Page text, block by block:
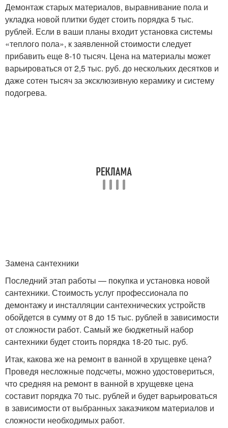
Демонтаж старых материалов, выравнивание пола и
укладка новой плитки будет стоить порядка 5 тыс.
рублей. Если в ваши планы входит установка системы
«теплого пола», к заявленной стоимости следует
прибавить еще 8-10 тысяч. Цена на материалы может
варьироваться от 2,5 тыс. руб. до нескольких десятков и
даже сотен тысяч за эксклюзивную керамику и систему
подогрева.
Замена сантехники
Последний этап работы — покупка и установка новой
сантехники. Стоимость услуг профессионала по
демонтажу и инсталляции сантехнических устройств
обойдется в сумму от 8 до 15 тыс. рублей в зависимости
от сложности работ. Самый же бюджетный набор
сантехники будет стоить порядка 18-20 тыс. руб.
Итак, какова же на ремонт в ванной в хрущевке цена?
Проведя несложные подсчеты, можно удостовериться,
что средняя на ремонт в ванной в хрущевке цена
составит порядка 70 тыс. рублей и будет варьироваться
в зависимости от выбранных заказчиком материалов и
сложности необходимых работ.